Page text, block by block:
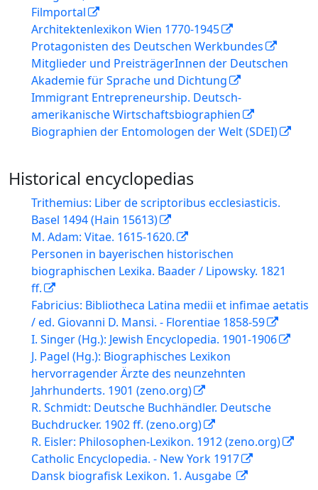
Filmportal
Architektenlexikon Wien 1770-1945
Protagonisten des Deutschen Werkbundes
Mitglieder und PreisträgerInnen der Deutschen
Akademie für Sprache und Dichtung
Immigrant Entrepreneurship. Deutsch-
amerikanische Wirtschaftsbiographien
Biographien der Entomologen der Welt (SDEI)
Historical encyclopedias
Trithemius: Liber de scriptoribus ecclesiasticis.
Basel 1494 (Hain 15613)
M. Adam: Vitae. 1615-1620.
Personen in bayerischen historischen
biographischen Lexika. Baader / Lipowsky. 1821
ff.
Fabricius: Bibliotheca Latina medii et infimae aetatis
/ ed. Giovanni D. Mansi. - Florentiae 1858-59
I. Singer (Hg.): Jewish Encyclopedia. 1901-1906
J. Pagel (Hg.): Biographisches Lexikon
hervorragender Ärzte des neunzehnten
Jahrhunderts. 1901 (zeno.org)
R. Schmidt: Deutsche Buchhändler. Deutsche
Buchdrucker. 1902 ff. (zeno.org)
R. Eisler: Philosophen-Lexikon. 1912 (zeno.org)
Catholic Encyclopedia. - New York 1917
Dansk biografisk Lexikon. 1. Ausgabe